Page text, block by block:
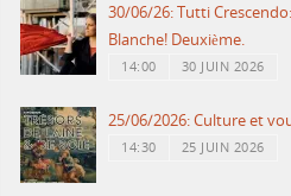
30/06/26: Tutti
Blanche! Deuxième.
14:00 30 JUIN 2026
25/06/2026: Culture et
14:30 25 JUIN 2026